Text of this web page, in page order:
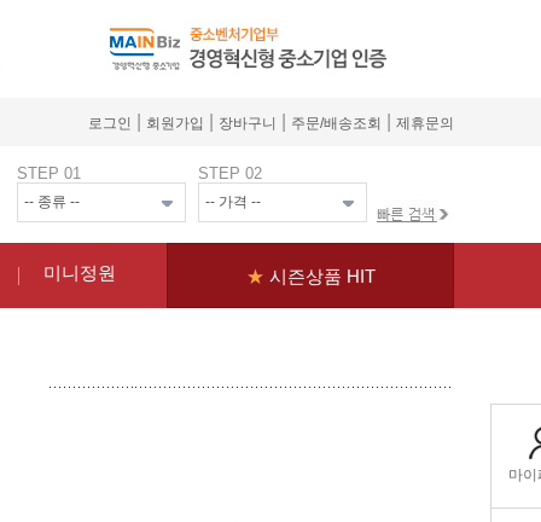
로그인 회원가입 장바구니 주문/배송조회 제휴문의
STEP 01 STEP 02
미니정원 ★ 시즌상품 HIT